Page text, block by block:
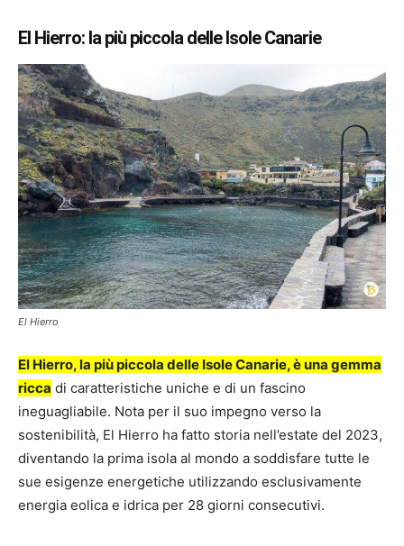
El Hierro: la più piccola delle Isole Canarie
El Hierro
El Hierro, la più piccola delle Isole Canarie, è una gemma
ricca di caratteristiche uniche e di un fascino
ineguagliabile. Nota per il suo impegno verso la
sostenibilità, El Hierro ha fatto storia nell’estate del 2023,
diventando la prima isola al mondo a soddisfare tutte le
sue esigenze energetiche utilizzando esclusivamente
energia eolica e idrica per 28 giorni consecutivi.